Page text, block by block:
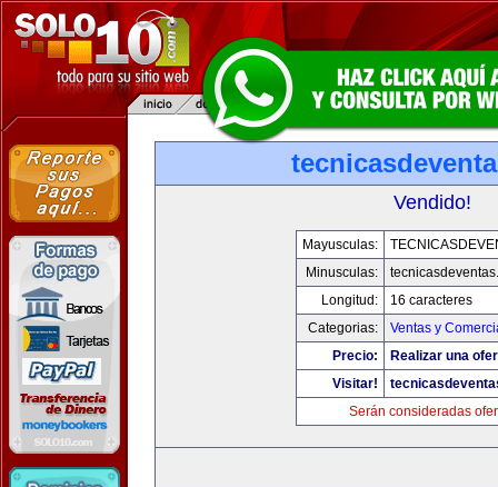
Vendido!
Mayusculas:
Minusculas:
Longitud:
16 caracteres
Categorias:
Ventas y
Precio:
Realizar una
Visitar!
Serán consideradas